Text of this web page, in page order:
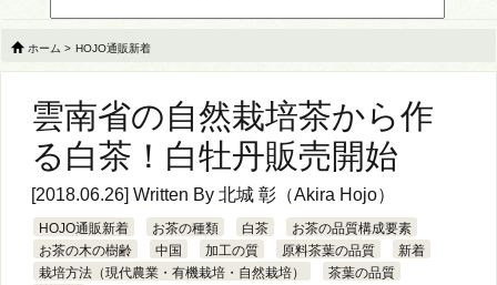
ホーム > HOJO通販新着
雲南省の自然栽培茶から作
る白茶！白牡丹販売開始
[2018.06.26] Written By 北城 彰（Akira Hojo）
HOJO通販新着 お茶の種類 白茶
お茶の品質構成要素
お茶の木の樹齢
中国 加工の質 原料茶葉の品質
新着
栽培方法（現代農業・有機栽培・自然栽培）
茶葉の品質